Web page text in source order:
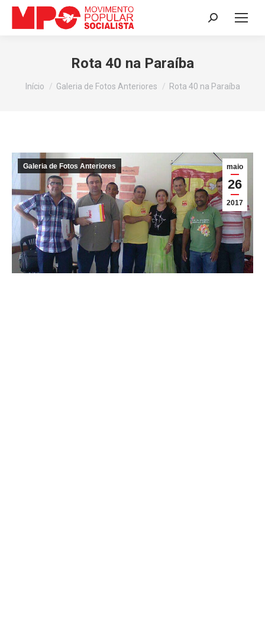
Search:
Rota 40 na Paraíba
Você está aqui:
Início Galeria de Fotos Anteriores Rota 40 na Paraíba
maio
26
2017
Galeria de Fotos Anteriores